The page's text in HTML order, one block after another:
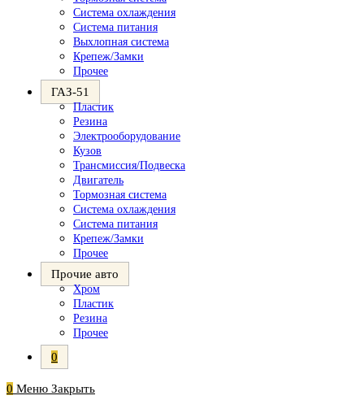
Система охлаждения
Система питания
Выхлопная система
Крепеж/Замки
Прочее
ГАЗ-51
Пластик
Резина
Электрооборудование
Кузов
Трансмиссия/Подвеска
Двигатель
Тормозная система
Система охлаждения
Система питания
Крепеж/Замки
Прочее
Прочие авто
Хром
Пластик
Резина
Прочее
0
0 Меню Закрыть